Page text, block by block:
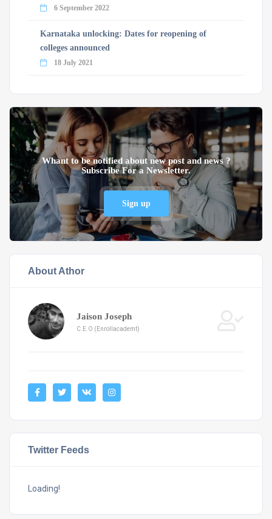
6 September 2022
Karnataka unlocking: Dates for reopening of
colleges announced
18 July 2021
Whant to be notified about new post and news ?
Subscribe For a Newsletter.
Sign up
About Athor
Jaison Joseph
C.E.O (Enrollacademt)
Twitter Feeds
Loading!